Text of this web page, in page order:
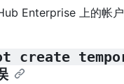
Enterprise 上的帐户
create